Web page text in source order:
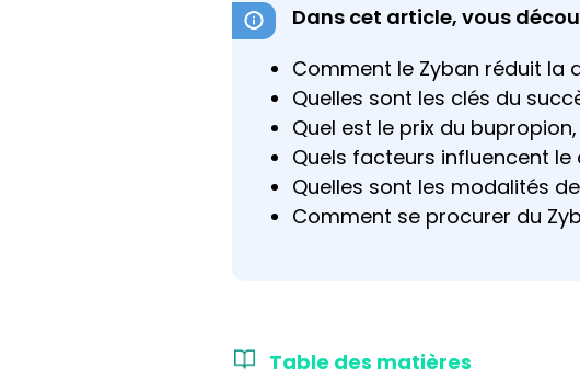
Dans cet article, vous
Comment le Zyban réduit la
Quelles sont les clés du
Quel est le prix du
Quels facteurs influencent
Quelles sont les modalités
Comment se procurer du
Table des matières